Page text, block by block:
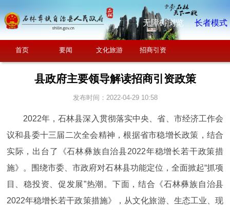
无障碍浏览 长者模式
首页 要闻 文化旅游 招商引资
县政府主要领导解读招商引资政策
发布时间：2022-04-29 10:58
2022年，石林县深入贯彻落实中央、省、市经济工作会
议和县委十三届二次全会精神，根据省市稳增长政策，结合
实际，出台了《石林彝族自治县2022年稳增长若干政策措
施》。围绕市委、市政府对石林县功能定位，全面掀起“抓项
目、稳投资、促发展”热潮。下面，结合《石林彝族自治县
2022年稳增长若干政策措施》，从文化旅游、生态工业、现